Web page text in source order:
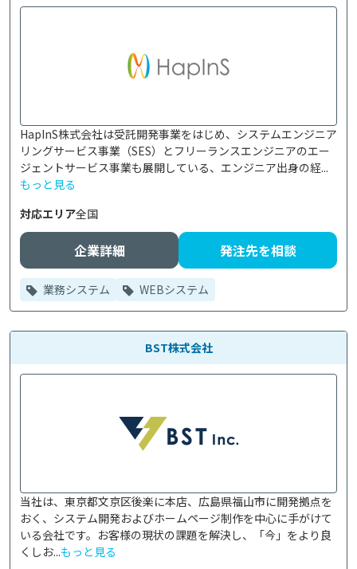
HapInS株式会社は受託開発事業をはじめ、システムエンジニア
リングサービス事業（SES）とフリーランスエンジニアのエー
ジェントサービス事業も展開している、エンジニア出身の経...
もっと見る
対応エリア全国
企業詳細 発注先を相談
業務システム WEBシステム
BST株式会社
当社は、東京都文京区後楽に本店、広島県福山市に開発拠点を
おく、システム開発およびホームページ制作を中心に手がけて
いる会社です。お客様の現状の課題を解決し、「今」をより良
くしお...もっと見る